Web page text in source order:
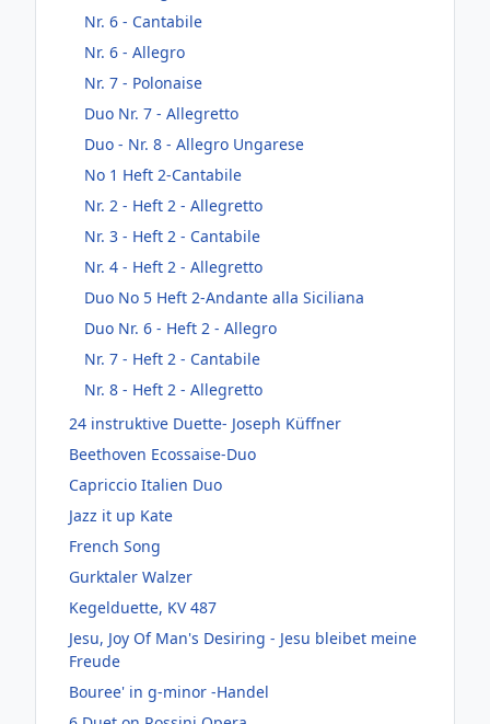
Nr. 6 - Cantabile
Nr. 6 - Allegro
Nr. 7 - Polonaise
Duo Nr. 7 - Allegretto
Duo - Nr. 8 - Allegro Ungarese
No 1 Heft 2-Cantabile
Nr. 2 - Heft 2 - Allegretto
Nr. 3 - Heft 2 - Cantabile
Nr. 4 - Heft 2 - Allegretto
Duo No 5 Heft 2-Andante alla Siciliana
Duo Nr. 6 - Heft 2 - Allegro
Nr. 7 - Heft 2 - Cantabile
Nr. 8 - Heft 2 - Allegretto
24 instruktive Duette- Joseph Küffner
Beethoven Ecossaise-Duo
Capriccio Italien Duo
Jazz it up Kate
French Song
Gurktaler Walzer
Kegelduette, KV 487
Jesu, Joy Of Man's Desiring - Jesu bleibet meine
Freude
Bouree' in g-minor -Handel